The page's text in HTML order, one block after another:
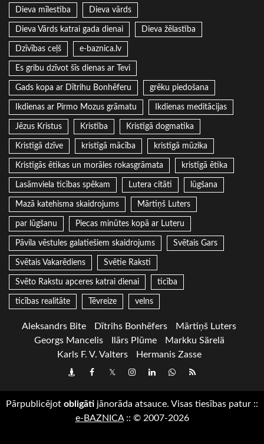
Dieva mīlestība Dieva vārds
Dieva Vārds katrai gada dienai Dieva žēlastība
Dzīvības ceļš e-baznica.lv
Es gribu dzīvot šīs dienas ar Tevi
Gads kopa ar Dītrihu Bonhēferu grēku piedošana
Ikdienas ar Pirmo Mozus grāmatu Ikdienas meditācijas
Jēzus Kristus Kristība Kristīgā dogmatika
Kristīgā dzīve kristīgā mācība kristīgā mūzika
Kristīgās ētikas un morāles rokasgrāmata kristīgā ētika
Lasāmviela ticības spēkam Lutera citāti lūgšana
Mazā katehisma skaidrojums Mārtiņš Luters
par lūgšanu Piecas minūtes kopā ar Luteru
Pāvila vēstules galatiešiem skaidrojums Svētais Gars
Svētais Vakarēdiens Svētie Raksti
Svēto Rakstu apceres katrai dienai ticība
ticības realitāte Tēvreize velns
Aleksandrs Bite Dītrihs Bonhēfers
Mārtiņš Luters
Georgs Mancelis
Ilārs Plūme
Markku Särelä
Karls F. V. Valters
Hermanis Zasse
DraugiemFacebook
TwitterInstagram
LinkedInwhatsapp
RSS
Pārpublicējot obligāti jānorāda atsauce. Visas tiesības patur ::
e-BAZNICA:: © 2007-2026